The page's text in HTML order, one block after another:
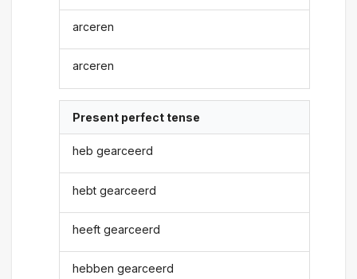
arceren
arceren
Present perfect tense
heb gearceerd
hebt gearceerd
heeft gearceerd
hebben gearceerd